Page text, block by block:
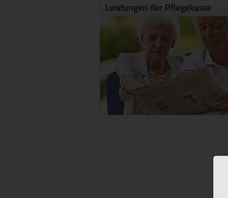
Leistungen der Pflegekasse